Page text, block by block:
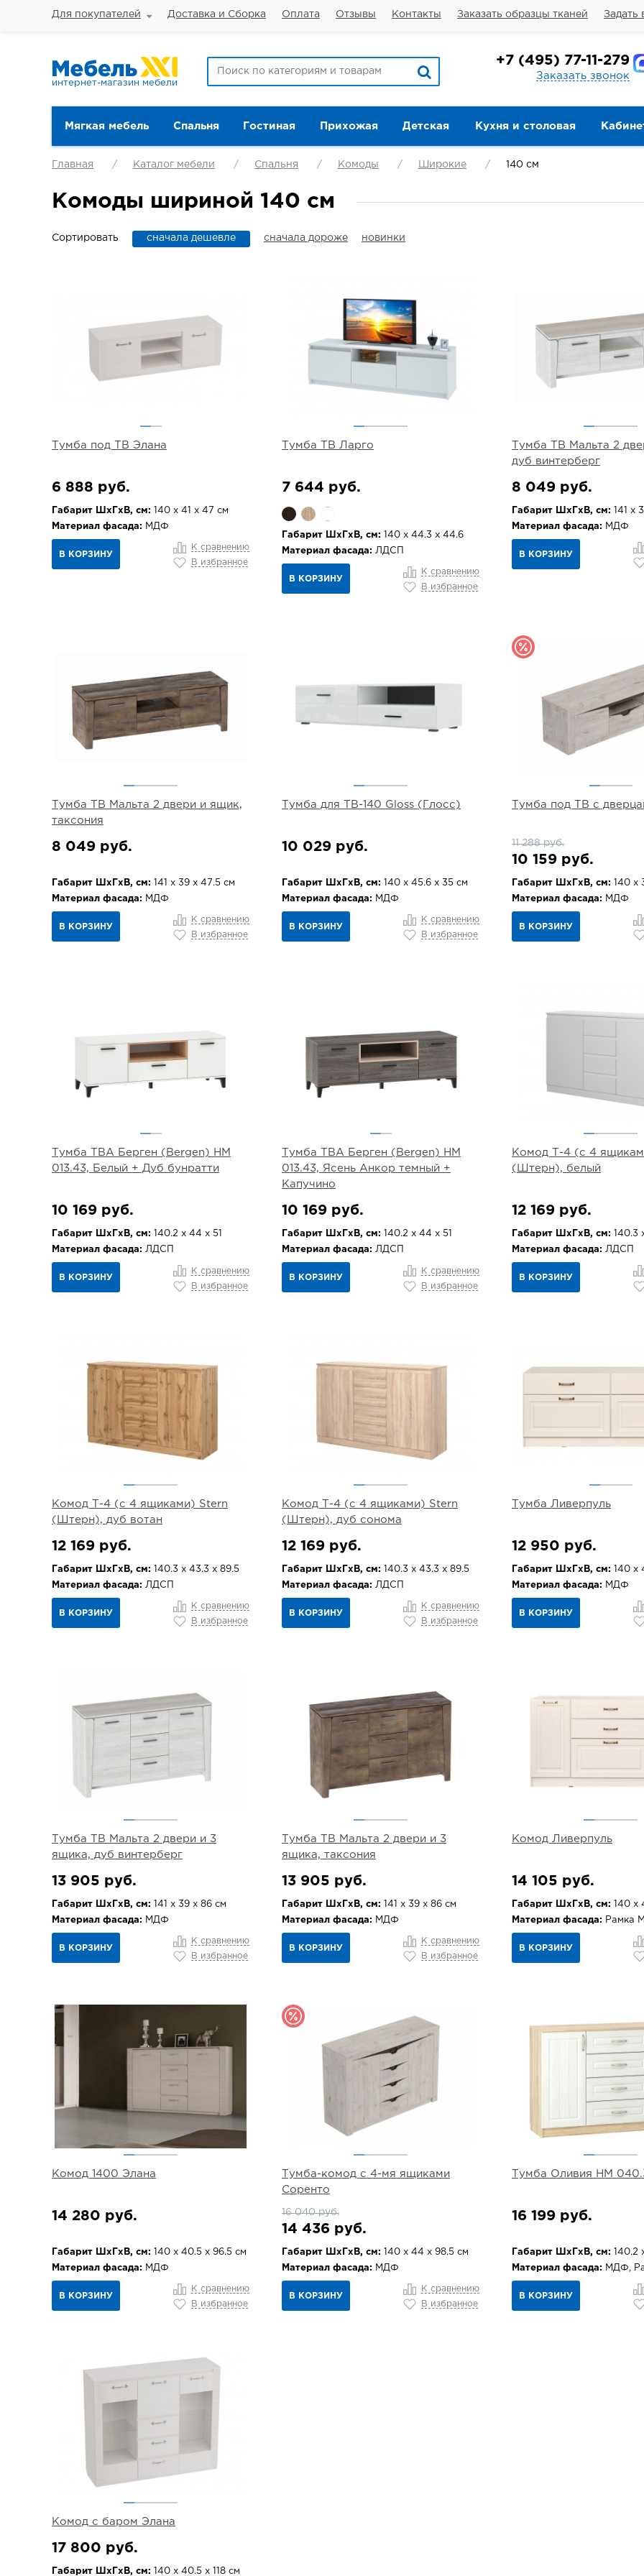
Для покупателей Доставка и Сборка Оплата Отзывы Контакты Заказать образцы тканей Задать
интернет-магазин мебели
+7 (495) 77-11-279
Заказать звонок
Мягкая мебель Спальня Гостиная Прихожая Детская Кухня и столовая
Главная Каталог мебели Спальня Комоды Широкие 140 см
Комоды шириной 140 см
Сортировать сначала дешевле сначала дороже новинки
Тумба под ТВ Элана
6 888 руб.
Габарит ШхГхВ, см: 140 х 41 х 47 см
Материал фасада: МДФ
В КОРЗИНУ
К сравнению
В избранное
Тумба ТВ Ларго
7 644 руб.
Габарит ШхГхВ, см: 140 х 44.3 х 44.6
Материал фасада: ЛДСП
В КОРЗИНУ
К сравнению
В избранное
Тумба ТВ Мальта 2
дуб винтерберг
8 049 руб.
Габарит ШхГхВ, см: 141 х
Материал фасада: МДФ
В КОРЗИНУ
Тумба ТВ Мальта 2 двери и ящик,
таксония
8 049 руб.
Габарит ШхГхВ, см: 141 х 39 х 47.5 см
Материал фасада: МДФ
В КОРЗИНУ
К сравнению
В избранное
Тумба для ТВ-140 Gloss (Глосс)
10 029 руб.
Габарит ШхГхВ, см: 140 х 45.6 х 35 см
Материал фасада: МДФ
В КОРЗИНУ
К сравнению
В избранное
Тумба под ТВ с
11 288 руб.
10 159 руб.
Габарит ШхГхВ, см: 140 х
Материал фасада: МДФ
В КОРЗИНУ
Тумба ТВА Берген (Bergen) НМ
013.43, Белый + Дуб бунратти
10 169 руб.
Габарит ШхГхВ, см: 140.2 х 44 х 51
Материал фасада: ЛДСП
В КОРЗИНУ
К сравнению
В избранное
Тумба ТВА Берген (Bergen) НМ
013.43, Ясень Анкор темный +
Капучино
10 169 руб.
Габарит ШхГхВ, см: 140.2 х 44 х 51
Материал фасада: ЛДСП
В КОРЗИНУ
К сравнению
В избранное
Комод Т-4 (с 4
(Штерн), белый
12 169 руб.
Габарит ШхГхВ, см: 140.3
Материал фасада: ЛДСП
В КОРЗИНУ
Комод Т-4 (с 4 ящиками) Stern
(Штерн), дуб вотан
12 169 руб.
Габарит ШхГхВ, см: 140.3 х 43.3 х 89.5
Материал фасада: ЛДСП
В КОРЗИНУ
К сравнению
В избранное
Комод Т-4 (с 4 ящиками) Stern
(Штерн), дуб сонома
12 169 руб.
Габарит ШхГхВ, см: 140.3 х 43.3 х 89.5
Материал фасада: ЛДСП
В КОРЗИНУ
К сравнению
В избранное
Тумба Ливерпуль
12 950 руб.
Габарит ШхГхВ, см: 140 х
Материал фасада: МДФ
В КОРЗИНУ
Тумба ТВ Мальта 2 двери и 3
ящика, дуб винтерберг
13 905 руб.
Габарит ШхГхВ, см: 141 х 39 х 86 см
Материал фасада: МДФ
В КОРЗИНУ
К сравнению
В избранное
Тумба ТВ Мальта 2 двери и 3
ящика, таксония
13 905 руб.
Габарит ШхГхВ, см: 141 х 39 х 86 см
Материал фасада: МДФ
В КОРЗИНУ
К сравнению
В избранное
Комод Ливерпуль
14 105 руб.
Габарит ШхГхВ, см: 140 х
Материал фасада: Рамка
В КОРЗИНУ
Комод 1400 Элана
14 280 руб.
Габарит ШхГхВ, см: 140 х 40.5 х 96.5 см
Материал фасада: МДФ
В КОРЗИНУ
К сравнению
В избранное
Тумба-комод с 4-мя ящиками
Соренто
16 040 руб.
14 436 руб.
Габарит ШхГхВ, см: 140 х 44 х 98.5 см
Материал фасада: МДФ
В КОРЗИНУ
К сравнению
В избранное
Тумба Оливия НМ
16 199 руб.
Габарит ШхГхВ, см: 140.2
Материал фасада: МДФ,
В КОРЗИНУ
Комод с баром Элана
17 800 руб.
Габарит ШхГхВ, см: 140 х 40.5 х 118 см